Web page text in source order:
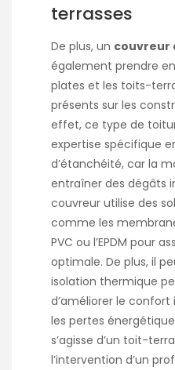
terrasses
De plus, un couvreur
également prendre
plates et les toits-
présents sur les
effet, ce type de
expertise spécifique
d’étanchéité, car la
entraîner des dégâts
couvreur utilise des
comme les
PVC ou l’EPDM pour
optimale. De plus, il
isolation thermique
d’améliorer le
les pertes
s’agisse d’un toit-
l’intervention d’un